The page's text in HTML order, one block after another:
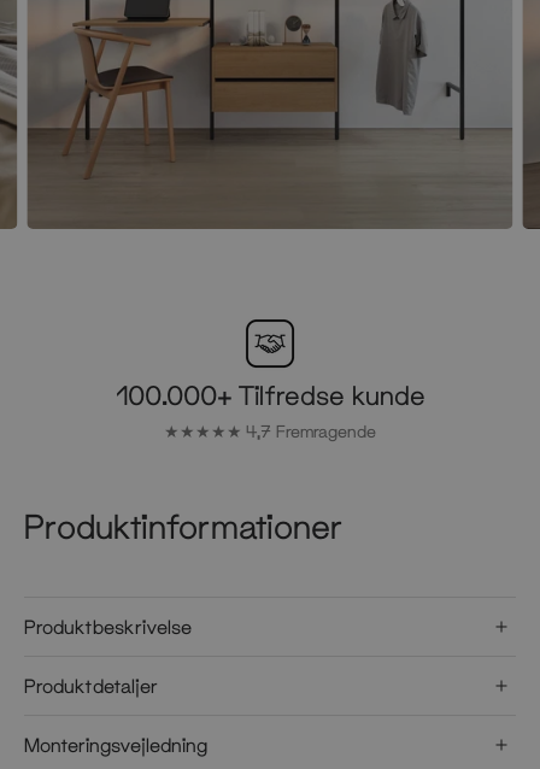
100.000+ Tilfredse kunde
★★★★★ 4,7 Fremragende
Produktinformationer
Produktbeskrivelse
Produktdetaljer
Monteringsvejledning